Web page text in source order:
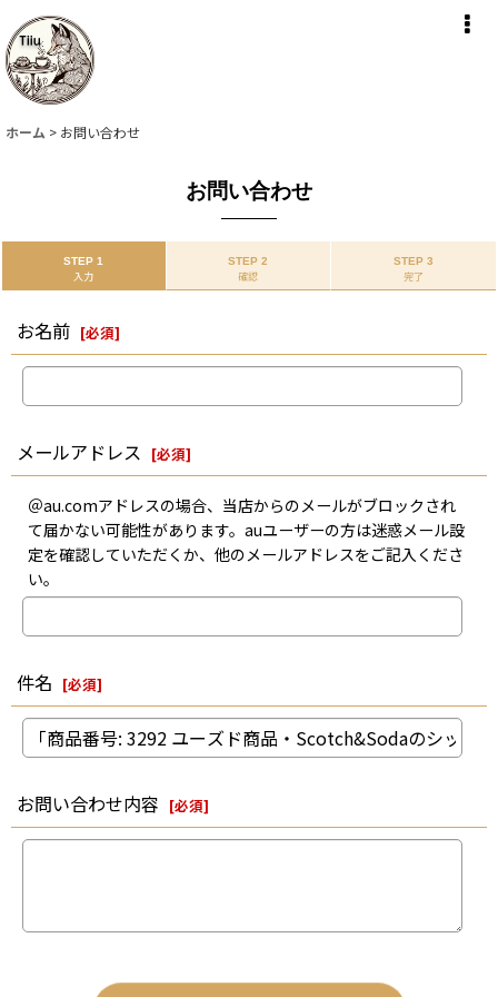
ホーム > お問い合わせ
お問い合わせ
STEP 1
入力
STEP 2
確認
STEP 3
完了
お名前 [必須]
メールアドレス [必須]
＠au.comアドレスの場合、当店からのメールがブロックされ
て届かない可能性があります。auユーザーの方は迷惑メール設
定を確認していただくか、他のメールアドレスをご記入くださ
い。
件名 [必須]
お問い合わせ内容 [必須]